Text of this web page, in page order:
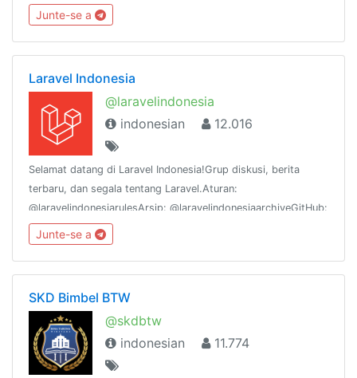
di @botphpKoleksi bot menarik di @botkoleksiBerlatih dan
testing bot di @berlatihbot
Junte-se a
Laravel Indonesia
@laravelindonesia
indonesian
12.016
Selamat datang di Laravel Indonesia!Grup diskusi, berita
terbaru, dan segala tentang Laravel.Aturan:
@laravelindonesiarulesArsip: @laravelindonesiaarchiveGitHub:
https://github.com/laravelindonesiaStat:
https://combot.org/c/-1001108308377
Junte-se a
SKD Bimbel BTW
@skdbtw
indonesian
11.774